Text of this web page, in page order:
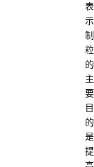
表
示
制
粒
的
主
要
目
的
是
提